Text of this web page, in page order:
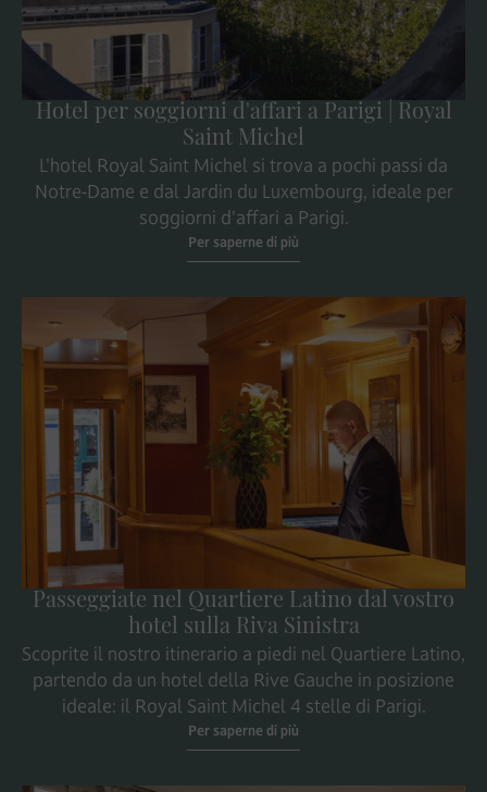
Hotel per soggiorni d'affari a Parigi | Royal
Saint Michel
L'hotel Royal Saint Michel si trova a pochi passi da
Notre-Dame e dal Jardin du Luxembourg, ideale per
soggiorni d'affari a Parigi.
Per saperne di più
Passeggiate nel Quartiere Latino dal vostro
hotel sulla Riva Sinistra
Scoprite il nostro itinerario a piedi nel Quartiere Latino,
partendo da un hotel della Rive Gauche in posizione
ideale: il Royal Saint Michel 4 stelle di Parigi.
Per saperne di più